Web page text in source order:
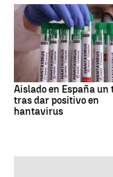
Aislado en España
tras dar positivo en
hantavirus